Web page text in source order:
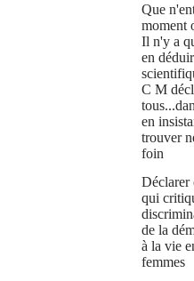
Que
moment
Il n'y a
en
C M
en
trouver
foin
Déclarer
qui
de la
à la vie
femmes